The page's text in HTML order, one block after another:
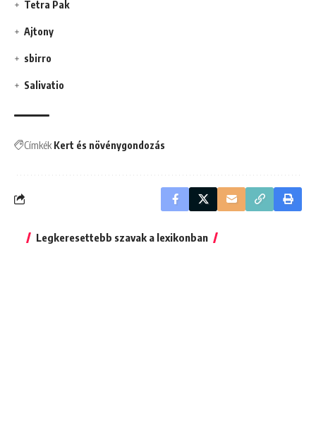
Tetra Pak
Ajtony
sbirro
Salivatio
Címkék Kert és növénygondozás
Legkeresettebb szavak a lexikonban